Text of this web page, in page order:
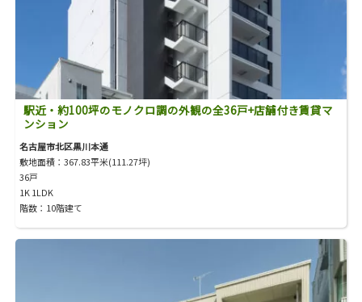
駅近・約100坪のモノクロ調の外観の全36戸+店舗付き賃貸マ
ンション
名古屋市北区黒川本通
敷地面積：367.83平米(111.27坪)
36戸
1K 1LDK
階数：10階建て